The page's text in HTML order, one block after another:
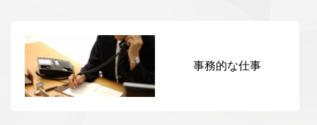
事務的な仕事